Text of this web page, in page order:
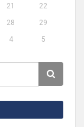
21
22
28
29
4 5